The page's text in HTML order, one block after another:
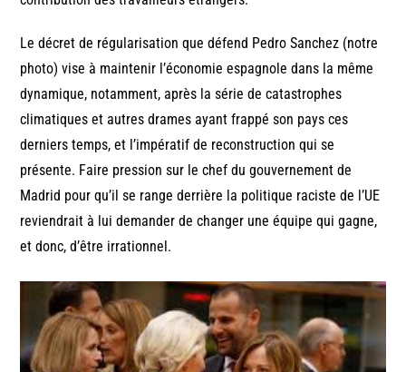
Le décret de régularisation que défend Pedro Sanchez (notre
photo) vise à maintenir l’économie espagnole dans la même
dynamique, notamment, après la série de catastrophes
climatiques et autres drames ayant frappé son pays ces
derniers temps, et l’impératif de reconstruction qui se
présente. Faire pression sur le chef du gouvernement de
Madrid pour qu’il se range derrière la politique raciste de l’UE
reviendrait à lui demander de changer une équipe qui gagne,
et donc, d’être irrationnel.